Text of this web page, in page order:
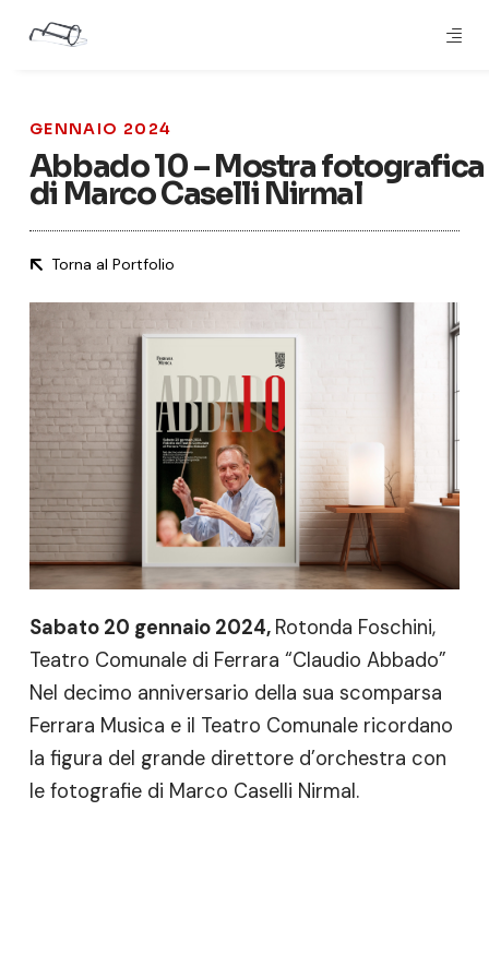
GENNAIO 2024
Abbado 10 – Mostra fotografica
di Marco Caselli Nirmal
Torna al Portfolio
Sabato 20 gennaio 2024, Rotonda Foschini,
Teatro Comunale di Ferrara “Claudio Abbado”
Nel decimo anniversario della sua scomparsa
Ferrara Musica e il Teatro Comunale ricordano
la figura del grande direttore d’orchestra con
le fotografie di Marco Caselli Nirmal.